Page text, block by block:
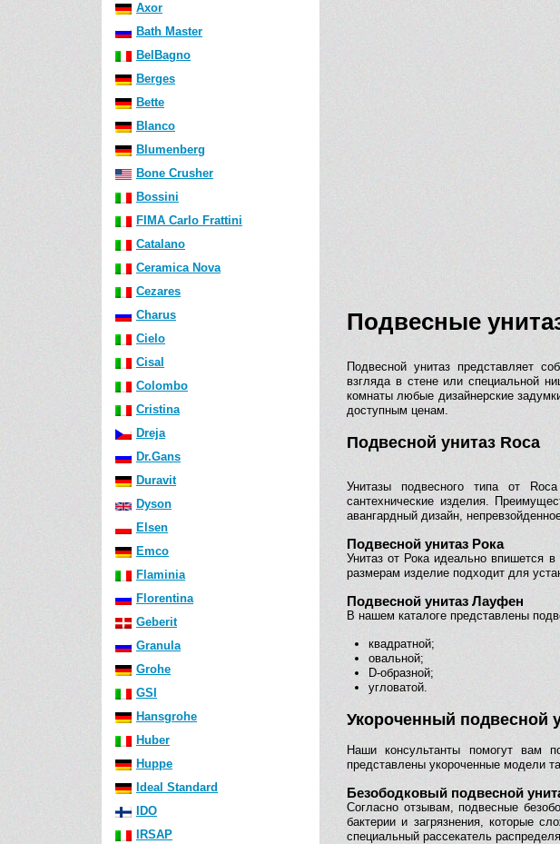
Axor
Bath Master
BelBagno
Berges
Bette
Blanco
Blumenberg
Bone Crusher
Bossini
FIMA Carlo Frattini
Catalano
Ceramica Nova
Cezares
Charus
Cielo
Cisal
Colombo
Cristina
Dreja
Dr.Gans
Duravit
Dyson
Elsen
Emco
Flaminia
Florentina
Geberit
Granula
Grohe
GSI
Hansgrohe
Huber
Huppe
Ideal Standard
IDO
IRSAP
Подвесные
Подвесной унитаз представляет
взгляда в стене или специальной
комнаты любые дизайнерские
доступным ценам.
Подвесной унитаз Roca
Унитазы подвесного типа от
сантехнические изделия.
авангардный дизайн,
Подвесной унитаз Рока
Унитаз от Рока идеально впишется
размерам изделие подходит для
Подвесной унитаз Лауфен
В нашем каталоге представлены
квадратной;
овальной;
D-образной;
угловатой.
Укороченный подвесной
Наши консультанты помогут вам
представлены укороченные модели
Безободковый подвесной
Согласно отзывам, подвесные
бактерии и загрязнения, которые
специальный рассекатель